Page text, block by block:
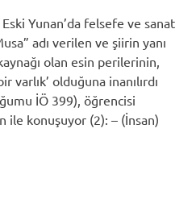
Eski Yunan’da felsefe ve sanat
adı verilen ve şiirin yanı
olan esin perilerinin,
varlık’ olduğuna inanılırdı
İÖ 399), öğrencisi
ile konuşuyor (2): – (İnsan)